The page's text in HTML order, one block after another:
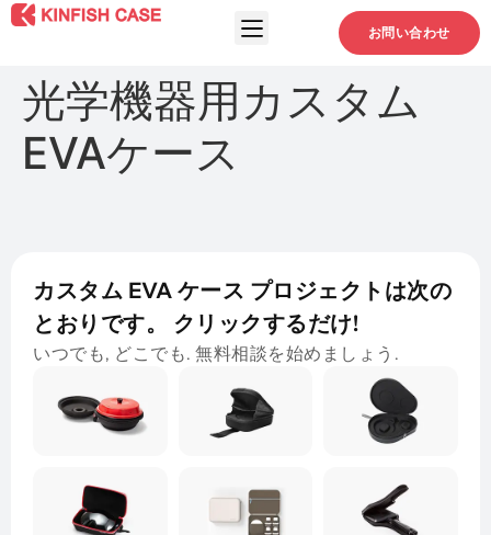
お問い合わせ
光学機器用カスタム
EVAケース
カスタム EVA ケース プロジェクトは次の
とおりです。 クリックするだけ!
いつでも, どこでも. 無料相談を始めましょう.